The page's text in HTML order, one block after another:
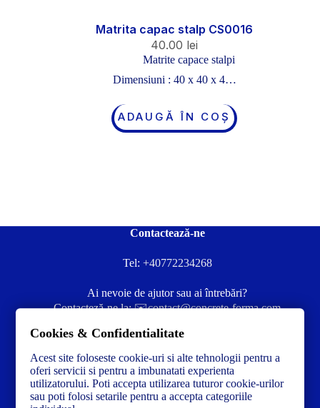
Matrita capac stalp CS0016
40.00 lei
Matrite capace stalpi
Dimensiuni : 40 x 40 x 4…
ADAUGĂ ÎN COȘ
Contactează-ne
Tel: +40772234268
Ai nevoie de ajutor sau ai întrebări?
Contacteză-ne la:✉️contact@concrete-forma.com
Cookies & Confidentialitate
Acest site foloseste cookie-uri si alte tehnologii pentru a
oferi servicii si pentru a imbunatati experienta
utilizatorului. Poti accepta utilizarea tuturor cookie-urilor
sau poti folosi setarile pentru a accepta categoriile